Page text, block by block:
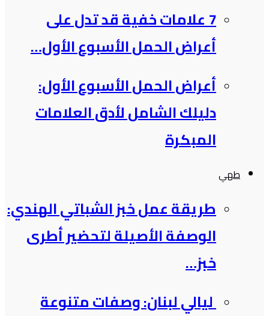
7 علامات خفية قد تدل على
أعراض الحمل الأسبوع الأول…
أعراض الحمل الأسبوع الأول:
دليلك الشامل لأدق العلامات
المبكرة
طهي
طريقة عمل خبز الشباتي الهندي:
الوصفة الأصيلة لتحضير أطرى
خبز…
ليالي لبنان: وصفات متنوعة